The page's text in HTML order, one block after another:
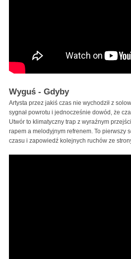
Wyguś - Gdyby
Artysta przez jakiś czas nie wychodził z
sygnał powrotu i jednocześnie dowód, że
Utwór to klimatyczny trap z wyraźnym
rapem a melodyjnym refrenem. To pierwszy
czasu i zapowiedź kolejnych ruchów ze